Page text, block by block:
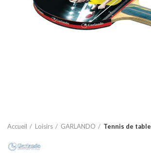
Accueil Loisirs GARLANDO Tennis de table